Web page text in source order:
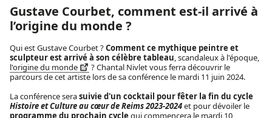
Gustave Courbet, comment est-il arrivé à
l’origine du monde ?
Qui est Gustave Courbet ?Comment ce mythique peintre et
sculpteur est arrivé à son célèbre tableau, scandaleux à l'époque,
l'origine du monde
? Chantal Nivlet vous ferra découvrir le
parcours de cet artiste lors de sa conférence le mardi 11 juin 2024.
La conférence serasuivie d'un cocktail pour fêter la fin du cycle
Histoire et Culture au cœur de Reims 2023-2024et pour dévoiler le